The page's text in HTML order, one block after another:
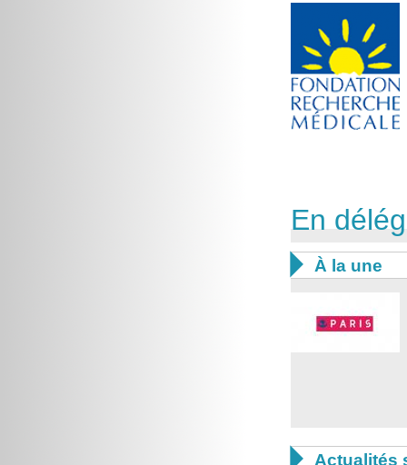
En
 À la une
 Actualités